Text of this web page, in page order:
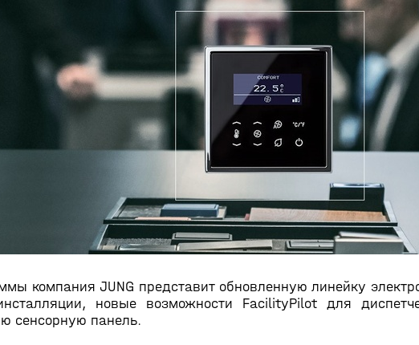
компания JUNG представит обновленную линейку
новые возможности FacilityPilot для
сенсорную панель.